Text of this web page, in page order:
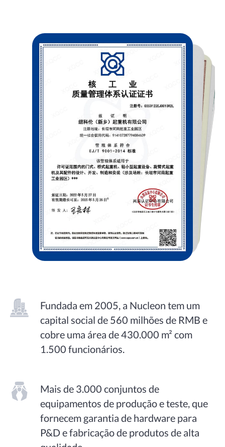
Fundada em 2005, a Nucleon tem um
capital social de 560 milhões de RMB e
cobre uma área de 430.000 m² com
1.500 funcionários.
Mais de 3.000 conjuntos de
equipamentos de produção e teste, que
fornecem garantia de hardware para
P&D e fabricação de produtos de alta